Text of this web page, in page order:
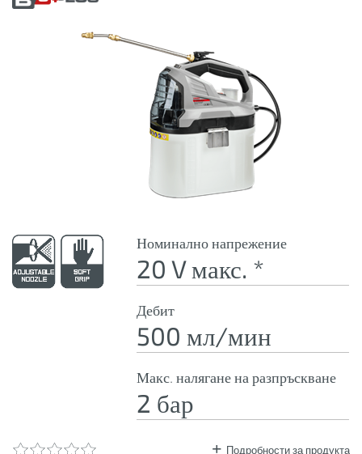
Номинално напрежение
20 V макс. *
Дебит
500 мл/мин
Макс. налягане на разпръскване
2 бар
Подробности за продукта